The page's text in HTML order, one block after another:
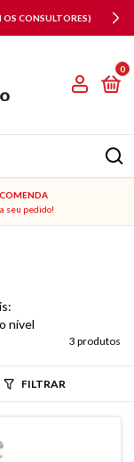
CONSULTORES)
0
seu pedido!
nível
3 produtos
FILTRAR